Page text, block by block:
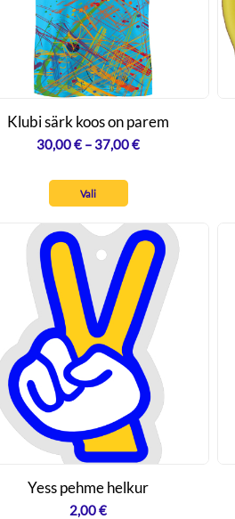
Klubi särk koos on parem
30,00€ – 37,00€Hinnavahemik:
Vali
Yess pehme helkur
2,00€